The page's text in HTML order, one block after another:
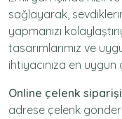
sağlayarak,
yapmanızı
tasarımlarımız ve
ihtiyacınıza en
Online çelenk siparişi
adrese çelenk gönder